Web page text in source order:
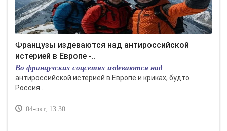
Французы издеваются над антироссийской
истерией в Европе -..
Во французских соцсетях издеваются над
антироссийской истерией в Европе и криках, будто
Россия..
04-окт, 13:30